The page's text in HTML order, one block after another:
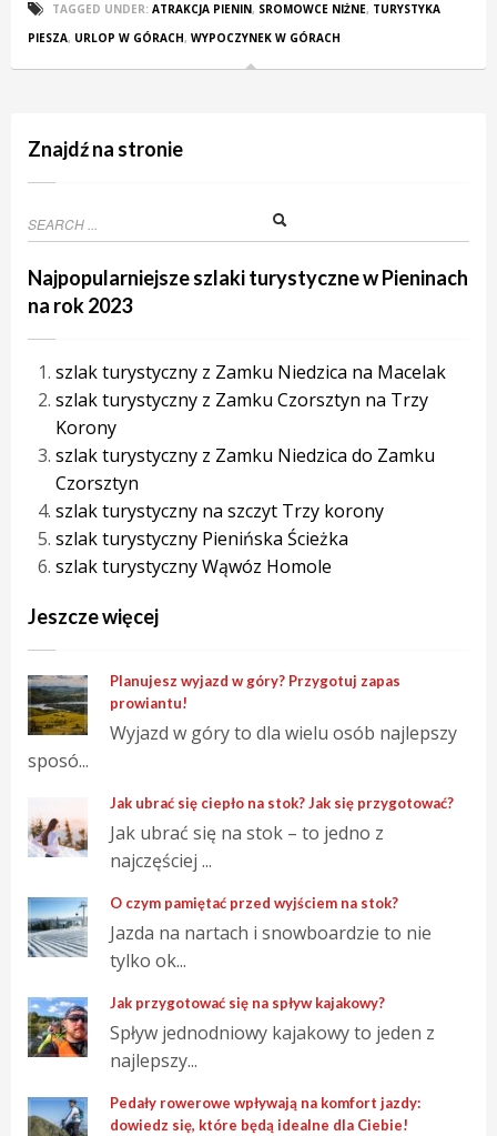
TAGGED UNDER: ATRAKCJA PIENIN, SROMOWCE NIŻNE, TURYSTYKA
PIESZA, URLOP W GÓRACH, WYPOCZYNEK W GÓRACH
Znajdź na stronie
Najpopularniejsze szlaki turystyczne w Pieninach
na rok 2023
szlak turystyczny z Zamku Niedzica na Macelak
szlak turystyczny z Zamku Czorsztyn na Trzy
Korony
szlak turystyczny z Zamku Niedzica do Zamku
Czorsztyn
szlak turystyczny na szczyt Trzy korony
szlak turystyczny Pienińska Ścieżka
szlak turystyczny Wąwóz Homole
Jeszcze więcej
Planujesz wyjazd w góry? Przygotuj zapas
prowiantu!
Wyjazd w góry to dla wielu osób najlepszy
sposó...
Jak ubrać się ciepło na stok? Jak się przygotować?
Jak ubrać się na stok – to jedno z
najczęściej ...
O czym pamiętać przed wyjściem na stok?
Jazda na nartach i snowboardzie to nie
tylko ok...
Jak przygotować się na spływ kajakowy?
Spływ jednodniowy kajakowy to jeden z
najlepszy...
Pedały rowerowe wpływają na komfort jazdy:
dowiedz się, które będą idealne dla Ciebie!